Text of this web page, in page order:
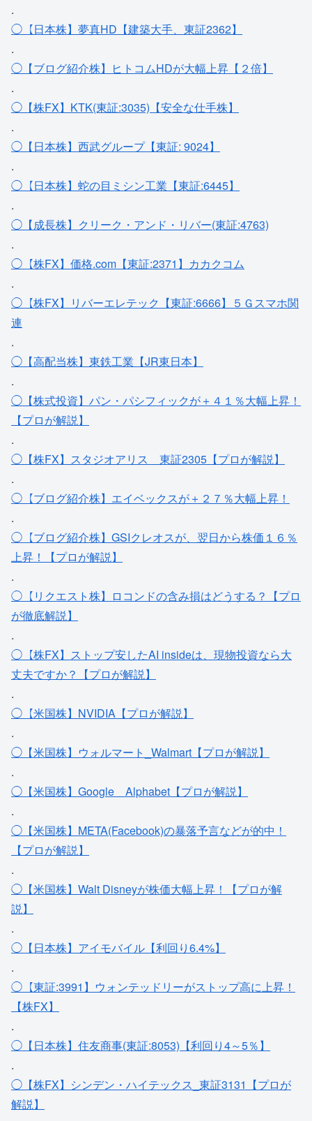
.
◯【日本株】夢真HD【建築大手、東証2362】
.
◯【ブログ紹介株】ヒトコムHDが大幅上昇【２倍】
.
◯【株FX】KTK(東証:3035)【安全な仕手株】
.
◯【日本株】西武グループ【東証: 9024】
.
◯【日本株】蛇の目ミシン工業【東証:6445】
.
◯【成長株】クリーク・アンド・リバー(東証:4763)
.
◯【株FX】価格.com【東証:2371】カカクコム
.
◯【株FX】リバーエレテック【東証:6666】５Ｇスマホ関
連
.
◯【高配当株】東鉄工業【JR東日本】
.
◯【株式投資】パン・パシフィックが＋４１％大幅上昇！
【プロが解説】
.
◯【株FX】スタジオアリス＿東証2305【プロが解説】
.
◯【ブログ紹介株】エイベックスが＋２７％大幅上昇！
.
◯【ブログ紹介株】GSIクレオスが、翌日から株価１６％
上昇！【プロが解説】
.
◯【リクエスト株】ロコンドの含み損はどうする？【プロ
が徹底解説】
.
◯【株FX】ストップ安したAI insideは、現物投資なら大
丈夫ですか？【プロが解説】
.
◯【米国株】NVIDIA【プロが解説】
.
◯【米国株】ウォルマート_Walmart【プロが解説】
.
◯【米国株】Google＿Alphabet【プロが解説】
.
◯【米国株】META(Facebook)の暴落予言などが的中！
【プロが解説】
.
◯【米国株】Walt Disneyが株価大幅上昇！【プロが解
説】
.
◯【日本株】アイモバイル【利回り6.4%】
.
◯【東証:3991】ウォンテッドリーがストップ高に上昇！
【株FX】
.
◯【日本株】住友商事(東証:8053)【利回り4～5％】
.
◯【株FX】シンデン・ハイテックス_東証3131【プロが
解説】